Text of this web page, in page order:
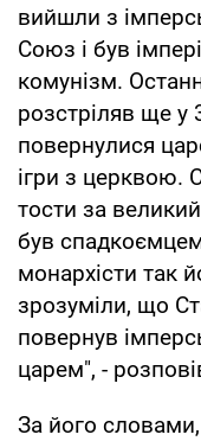
вийшли з
Союз і був
комунізм.
розстріляв ще у
повернулися
ігри з церквою.
тости за
був
монархісти так
зрозуміли, що
повернув
царем", -
За його